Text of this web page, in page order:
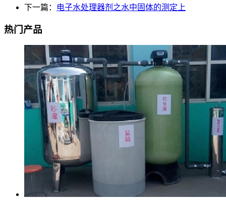
下一篇：
电子水处理器剂之水中固体的测定上
热门产品